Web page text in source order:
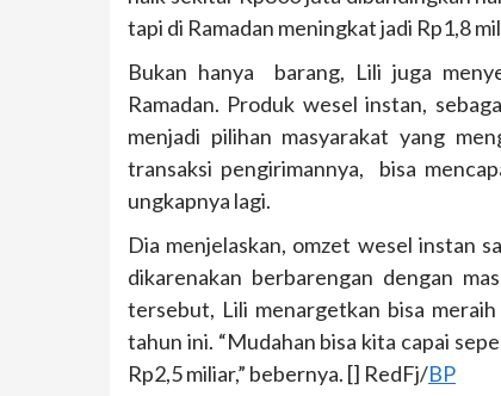
tapi di Ramadan meningkat jadi Rp1,8
Bukan hanya barang, Lili juga
Ramadan. Produk wesel instan,
menjadi pilihan masyarakat yang
transaksi pengirimannya, bisa
ungkapnya lagi.
Dia menjelaskan, omzet wesel instan
dikarenakan berbarengan dengan
tersebut, Lili menargetkan bisa
tahun ini. “Mudahan bisa kita capai
Rp2,5 miliar,” bebernya. [] RedFj/BP